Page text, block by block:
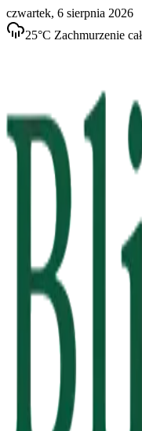
czwartek, 6 sierpnia 2026
25°C Zachmurzenie